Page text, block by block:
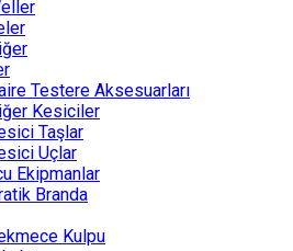
Testere Aksesuarları
Kesiciler
Taşlar
Uçlar
Ekipmanlar
Branda
Kulpu